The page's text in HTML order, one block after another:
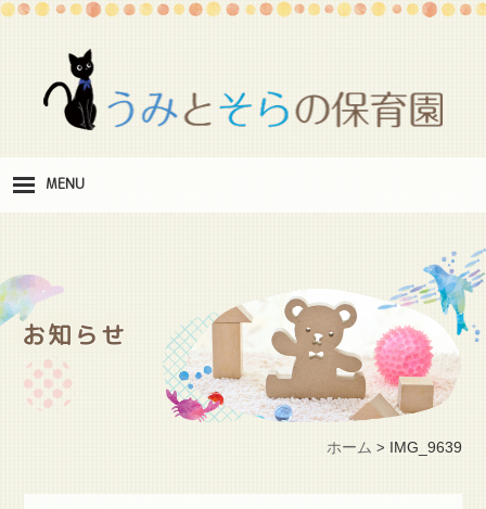
MENU
職
施 設紹介
お知らせ
ホーム > IMG_9639